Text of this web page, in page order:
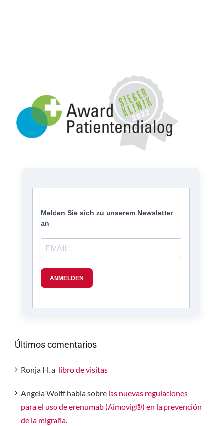
Últimos comentarios
Ronja H. al libro de visitas
Angela Wolffhabla sobre las nuevas regulaciones
para el uso de erenumab (Aimovig®) en la prevención
de la migraña.